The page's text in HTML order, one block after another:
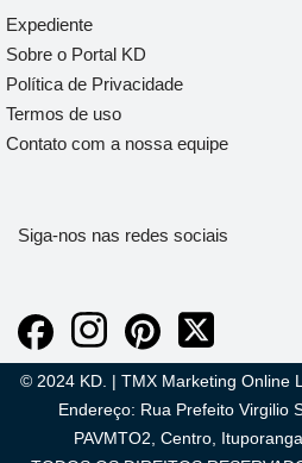
Expediente
Sobre o Portal KD
Política de Privacidade
Termos de uso
Contato com a nossa equipe
Siga-nos nas redes sociais
© 2024 KD. | TMX Marketing Online
Endereço: Rua Prefeito Virgilio
PAVMTO2, Centro,